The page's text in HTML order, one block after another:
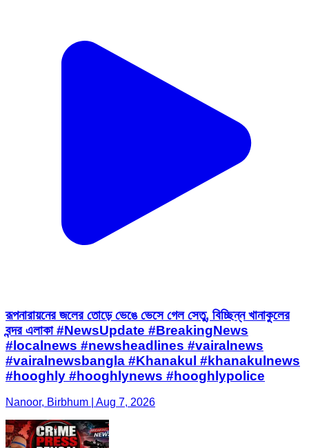
রূপনারায়নের জলের তোড়ে ভেঙে ভেসে গেল সেতু, বিচ্ছিন্ন খানাকুলের
বন্দর এলাকা #NewsUpdate #BreakingNews
#localnews #newsheadlines #vairalnews
#vairalnewsbangla #Khanakul #khanakulnews
#hooghly #hooghlynews #hooghlypolice
Nanoor, Birbhum | Aug 7, 2026